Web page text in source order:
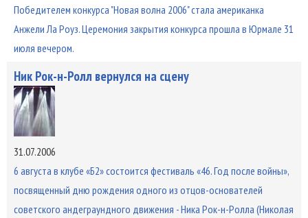
Победителем конкурса "Новая волна 2006" стала американка
Анжели Ла Роуз. Церемония закрытия конкурса прошла в Юрмале 31
июля вечером.
Ник Рок-н-Ролл вернулся на сцену
31.07.2006
6 августа в клубе «Б2» состоится фестиваль «46. Год после войны»,
посвященный дню рождения одного из отцов-основателей
советского андеграундного движения - Ника Рок-н-Ролла (Николая